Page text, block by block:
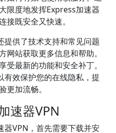
限度地发挥Express加速器
接既安全又快速。
提供了技术支持和常见问题
网站获取更多信息和帮助。
受最新的功能和安全补丁。
有效保护您的在线隐私，提
更加流畅。
速器VPN
VPN，首先需要下载并安